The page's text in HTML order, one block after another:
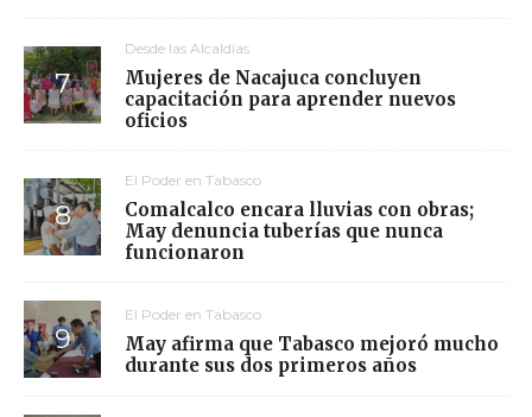
Desde las Alcaldías
Mujeres de Nacajuca concluyen
capacitación para aprender nuevos
oficios
El Poder en Tabasco
Comalcalco encara lluvias con obras;
May denuncia tuberías que nunca
funcionaron
El Poder en Tabasco
May afirma que Tabasco mejoró mucho
durante sus dos primeros años